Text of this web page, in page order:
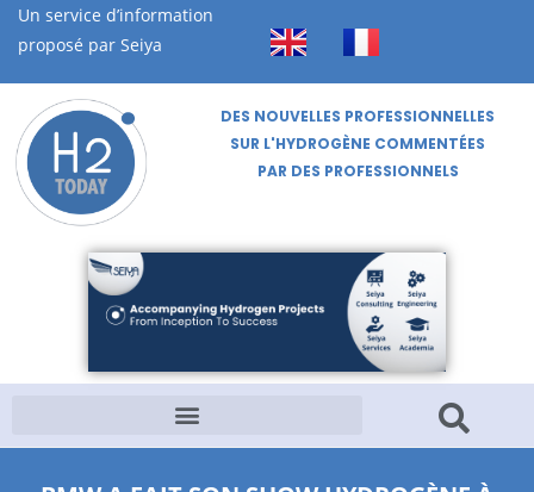
Un service d’information
proposé par Seiya
DES NOUVELLES PROFESSIONNELLES
SUR L'HYDROGÈNE COMMENTÉES
PAR DES PROFESSIONNELS